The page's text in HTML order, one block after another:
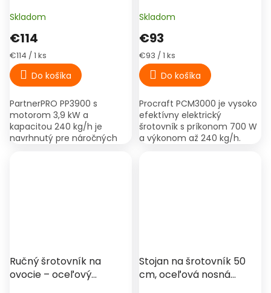
PP3900
Skladom
€114
Jednotková
cena:
€114 / 1 ks
Do košíka
PartnerPRO PP3900 s
motorom 3,9 kW a
kapacitou 240 kg/h je
navrhnutý pre náročných
PCM3000
Skladom
€93
Jednotková
cena:
€93 / 1 ks
Do košíka
Procraft PCM3000 je vysoko
efektívny elektrický
šrotovník s príkonom 700 W
a výkonom až 240 kg/h.
Ručný šrotovník na
ovocie – oceľový
Stojan na šrotovník 50
cm, oceľová nosná